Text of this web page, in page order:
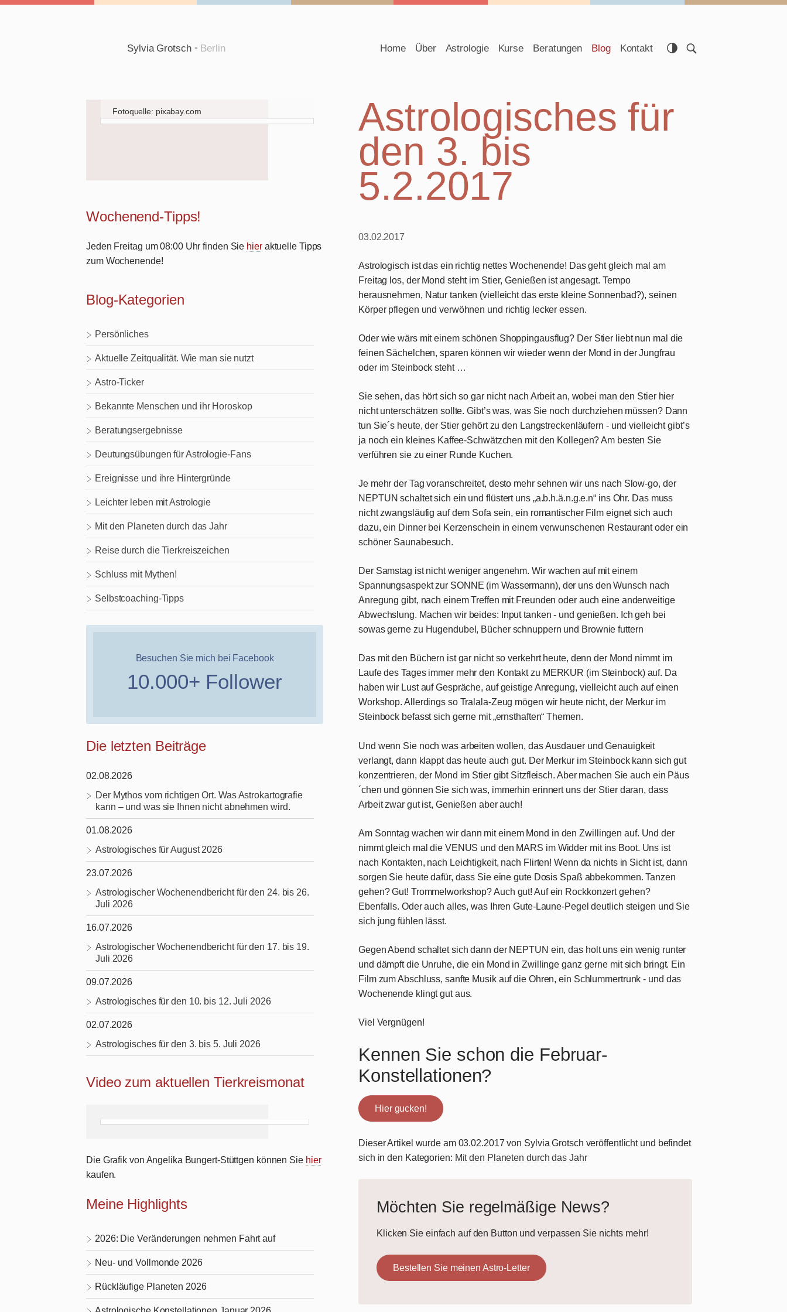
Sylvia Grotsch • Berlin
Navigation
überspringen
Home Über Astrologie Kurse Beratungen Blog Kontakt
Fotoquelle: pixabay.com
Wochenend-Tipps!
Jeden Freitag um 08:00 Uhr finden Sie hieraktuelle Tipps
zum Wochenende!
Blog-Kategorien
Aktuelle Zeitqualität. Wie man sie nutzt
Astro-Ticker
Bekannte Menschen und ihr Horoskop
Beratungsergebnisse
Deutungsübungen für Astrologie-Fans
Ereignisse und ihre Hintergründe
Leichter leben mit Astrologie
Mit den Planeten durch das Jahr
Persönliches
Reise durch die Tierkreiszeichen
Schluss mit Mythen!
Selbstcoaching-Tipps
Besuchen Sie mich bei Facebook
10.000+ Follower
Die letzten Beiträge
02.08.2026
Der Mythos vom richtigen Ort. Was Astrokartografie
kann – und was sie Ihnen nicht abnehmen wird.
01.08.2026
Astrologisches für August 2026
23.07.2026
Astrologischer Wochenendbericht für den 24. bis 26.
Juli 2026
16.07.2026
Astrologischer Wochenendbericht für den 17. bis 19.
Juli 2026
09.07.2026
Astrologisches für den 10. bis 12. Juli 2026
02.07.2026
Astrologisches für den 3. bis 5. Juli 2026
Video zum aktuellen Tierkreismonat
Die Grafik von Angelika Bungert-Stüttgen können Sie hier
kaufen.
Meine Highlights
2026: Die Veränderungen nehmen Fahrt auf
Neu- und Vollmonde 2026
Rückläufige Planeten 2026
Astrologisches für
den 3. bis
5.2.2017
03.02.2017
Astrologisch ist das ein richtig nettes Wochenende! Das geht gleich mal am
Freitag los, der Mond steht im Stier, Genießen ist angesagt. Tempo
herausnehmen, Natur tanken (vielleicht das erste kleine Sonnenbad?), seinen
Körper pflegen und verwöhnen und richtig lecker essen.
Oder wie wärs mit einem schönen Shoppingausflug? Der Stier liebt nun mal die
feinen Sächelchen, sparen können wir wieder wenn der Mond in der Jungfrau
oder im Steinbock steht …
Sie sehen, das hört sich so gar nicht nach Arbeit an, wobei man den Stier hier
nicht unterschätzen sollte. Gibt’s was, was Sie noch durchziehen müssen? Dann
tun Sie´s heute, der Stier gehört zu den Langstreckenläufern - und vielleicht gibt’s
ja noch ein kleines Kaffee-Schwätzchen mit den Kollegen? Am besten Sie
verführen sie zu einer Runde Kuchen.
Je mehr der Tag voranschreitet, desto mehr sehnen wir uns nach Slow-go, der
NEPTUN schaltet sich ein und flüstert uns „a.b.h.ä.n.g.e.n“ ins Ohr. Das muss
nicht zwangsläufig auf dem Sofa sein, ein romantischer Film eignet sich auch
dazu, ein Dinner bei Kerzenschein in einem verwunschenen Restaurant oder ein
schöner Saunabesuch.
Der Samstag ist nicht weniger angenehm. Wir wachen auf mit einem
Spannungsaspekt zur SONNE (im Wassermann), der uns den Wunsch nach
Anregung gibt, nach einem Treffen mit Freunden oder auch eine anderweitige
Abwechslung. Machen wir beides: Input tanken - und genießen. Ich geh bei
sowas gerne zu Hugendubel, Bücher schnuppern und Brownie futtern
Das mit den Büchern ist gar nicht so verkehrt heute, denn der Mond nimmt im
Laufe des Tages immer mehr den Kontakt zu MERKUR (im Steinbock) auf. Da
haben wir Lust auf Gespräche, auf geistige Anregung, vielleicht auch auf einen
Workshop. Allerdings so Tralala-Zeug mögen wir heute nicht, der Merkur im
Steinbock befasst sich gerne mit „ernsthaften“ Themen.
Und wenn Sie noch was arbeiten wollen, das Ausdauer und Genauigkeit
verlangt, dann klappt das heute auch gut. Der Merkur im Steinbock kann sich gut
konzentrieren, der Mond im Stier gibt Sitzfleisch. Aber machen Sie auch ein Päus
´chen und gönnen Sie sich was, immerhin erinnert uns der Stier daran, dass
Arbeit zwar gut ist, Genießen aber auch!
Am Sonntag wachen wir dann mit einem Mond in denZwillingen auf. Und der
nimmt gleich mal die VENUS und den MARS im Widder mit ins Boot. Uns ist
nach Kontakten, nach Leichtigkeit, nach Flirten! Wenn da nichts in Sicht ist, dann
sorgen Sie heute dafür, dass Sie eine gute Dosis Spaß abbekommen. Tanzen
gehen? Gut! Trommelworkshop? Auch gut! Auf ein Rockkonzert gehen?
Ebenfalls. Oder auch alles, was Ihren Gute-Laune-Pegel deutlich steigen und Sie
sich jung fühlen lässt.
Gegen Abend schaltet sich dann der NEPTUN ein, das holt uns ein wenig runter
und dämpft die Unruhe, die ein Mond in Zwillinge ganz gerne mit sich bringt. Ein
Film zum Abschluss, sanfte Musik auf die Ohren, ein Schlummertrunk - und das
Wochenende klingt gut aus.
Viel Vergnügen!
Kennen Sie schon die Februar-
Konstellationen?
Hier gucken!
Dieser Artikel wurde am 03.02.2017 von Sylvia Grotsch veröffentlicht und befindet
sich in den Kategorien: Mit den Planeten durch das Jahr
Möchten Sie regelmäßige News?
Klicken Sie einfach auf den Button und verpassen Sie nichts mehr!
Bestellen Sie meinen Astro-Letter